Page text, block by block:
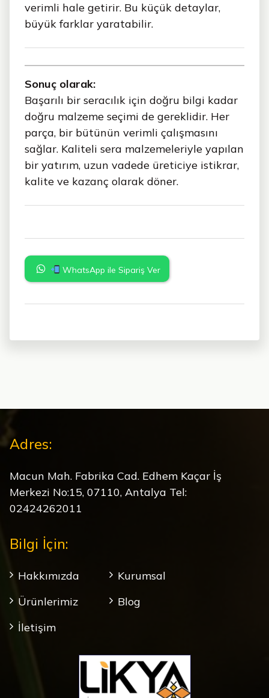
verimli hale getirir. Bu küçük detaylar,
büyük farklar yaratabilir.
Sonuç olarak:
Başarılı bir seracılık için doğru bilgi kadar
doğru malzeme seçimi de gereklidir. Her
parça, bir bütünün verimli çalışmasını
sağlar. Kaliteli sera malzemeleriyle yapılan
bir yatırım, uzun vadede üreticiye istikrar,
kalite ve kazanç olarak döner.
WhatsApp ile Sipariş Ver
Adres:
Macun Mah. Fabrika Cad. Edhem Kaçar İş
Merkezi No:15, 07110, Antalya Tel:
02424262011
Bilgi İçin:
Hakkımızda
Kurumsal
Ürünlerimiz
Blog
İletişim